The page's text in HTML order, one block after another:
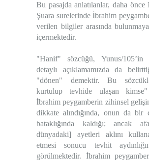
Bu pasajda anlatılanlar, daha
Şuara surelerinde İbrahim
verilen bilgiler arasında
içermektedir.
"Hanif" sözcüğü, Yunus/105’in
detaylı açıklamamızda da
"dönen" demektir. Bu
kurtulup tevhide ulaşan kimse"
İbrahim peygamberin zihinsel
dikkate alındığında, onun da bir
bataklığında kaldığı; ancak
dünyadaki] ayetleri aklını
etmesi sonucu tevhit
görülmektedir. İbrahim